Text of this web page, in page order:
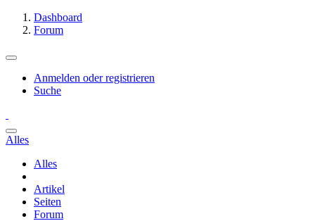
Dashboard
Forum
Anmelden oder registrieren
Suche
Alles
Alles
Artikel
Seiten
Forum